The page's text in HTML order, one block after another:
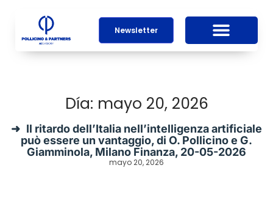
Newsletter
Día: mayo 20, 2026
Il ritardo dell’Italia nell’intelligenza artificiale
può essere un vantaggio, di O. Pollicino e G.
Giamminola, Milano Finanza, 20-05-2026
mayo 20, 2026